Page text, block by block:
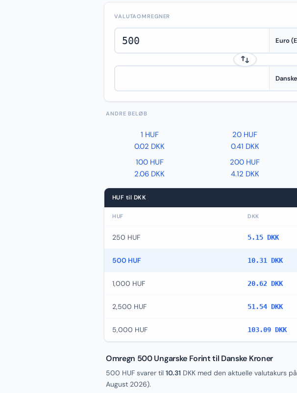
VALUTAOMREGNER
ANDRE BELØB
1 HUF
0.02 DKK
20 HUF
0.41 DKK
100 HUF
2.06 DKK
200 HUF
4.12 DKK
HUF til DKK
HUF DKK
250 HUF 5.15 DKK
500 HUF 10.31 DKK
1,000 HUF 20.62 DKK
2,500 HUF 51.54 DKK
5,000 HUF 103.09 DKK
Omregn 500 Ungarske Forint til Danske Kroner
500 HUF svarer til 10.31 DKK med den aktuelle valutakurs på
August 2026).